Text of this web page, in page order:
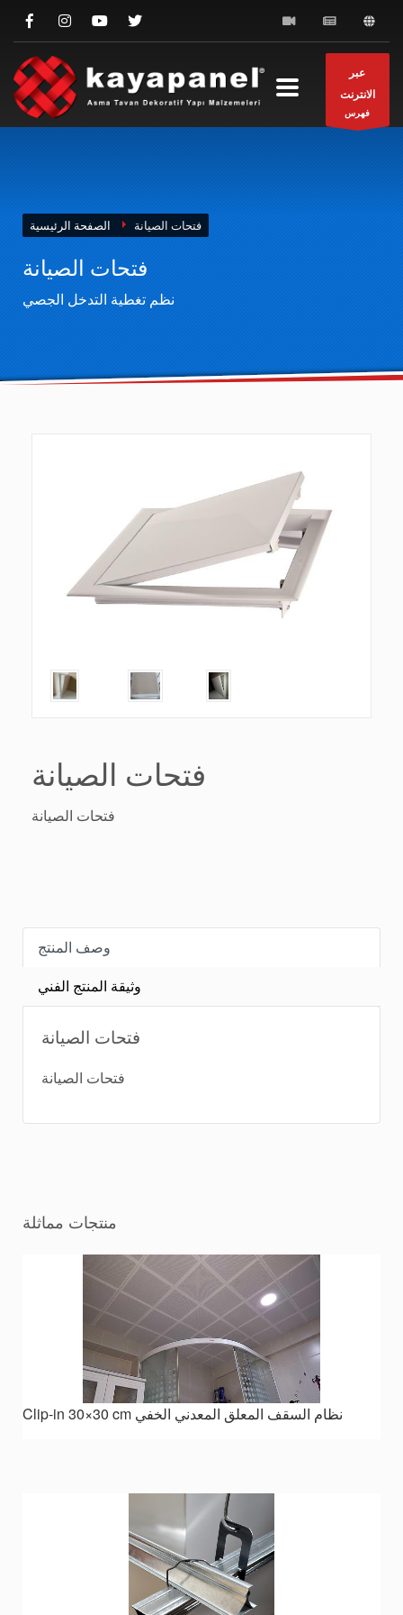
عبر
الانترنت
فهرس
فتحات الصيانة
فتحات الصيانة
نظم تغطية التدخل الجصي
فتحات الصيانة
فتحات الصيانة
وصف المنتج
وثيقة المنتج الفني
فتحات الصيانة
فتحات الصيانة
منتجات مماثلة
Clip-in 30×30 cm نظام السقف المعلق المعدني الخفي